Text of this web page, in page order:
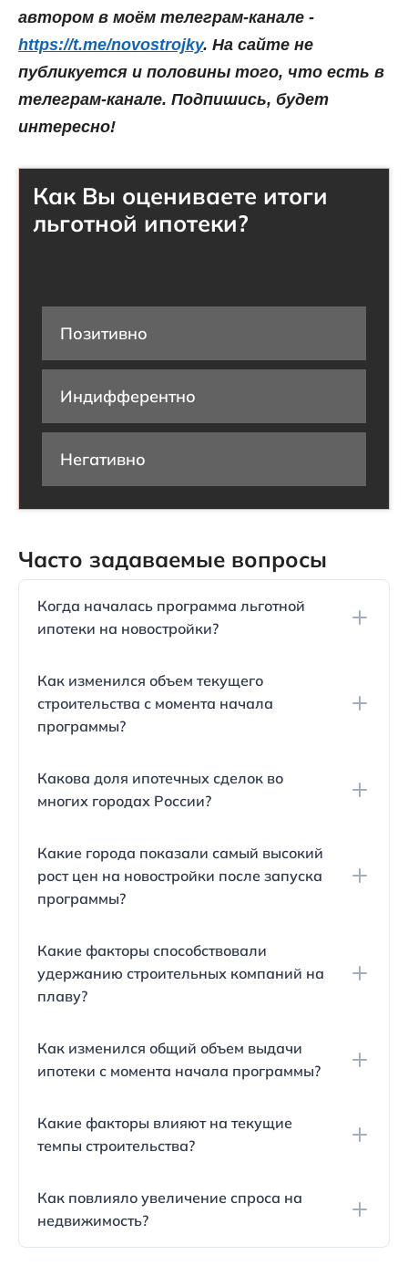
автором в моём телеграм-канале -
https://t.me/novostrojky. На сайте не
публикуется и половины того, что есть в
телеграм-канале. Подпишись, будет
интересно!
Как Вы оцениваете итоги
льготной ипотеки?
Позитивно
Индифферентно
Негативно
Часто задаваемые вопросы
Когда началась программа льготной
ипотеки на новостройки?
что стало важным подспорьем для строительных
компаний во время пандемии.
Как изменился объем текущего
строительства с момента начала
программы?
апреля 2020 года по середину ноября 2022 года
вырос на 8% - с 91 до 98 миллионов квадратных
Какова доля ипотечных сделок во
многих городах России?
достигла 80-90%, что указывает на значительное
увеличение спроса на недвижимость благодаря
низким ставкам по ипотеке.
Какие города показали самый высокий
рост цен на новостройки после запуска
программы?
лидировали по росту цен на новые квартиры:
72%, 66% и 57% соответственно.
Какие факторы способствовали
удержанию строительных компаний на
плаву?
поддержать строительные компании в период
пандемии (2020-2021 годы) и продолжает это
спрос.
Как изменился общий объем выдачи
ипотеки с момента начала программы?
готовому жилью на 64%, а по строящемуся -
почти на 100%.
Какие факторы влияют на текущие
темпы строительства?
на стимулирование со стороны государства
низкими ипотечными ставками.
Как повлияло увеличение спроса на
недвижимость?